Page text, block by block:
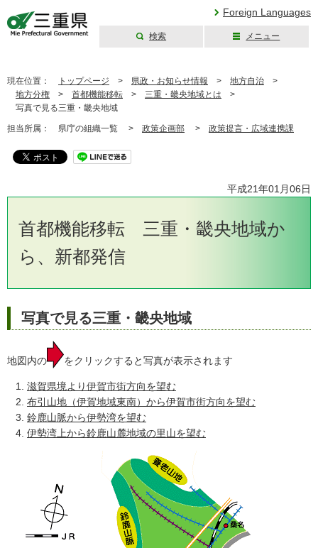
Foreign Languages
検索 メニュー
現在位置： トップページ > 県政・お知らせ情報 > 地方自治 >
地方分権 > 首都機能移転 > 三重・畿央地域とは >
写真で見る三重・畿央地域
担当所属： 県庁の組織一覧 > 政策企画部 > 政策提言・広域連携課
平成21年01月06日
首都機能移転 三重・畿央地域か
ら、新都発信
写真で見る三重・畿央地域
地図内の をクリックすると写真が表示されます
滋賀県境より伊賀市街方向を望む
布引山地（伊賀地域東南）から伊賀市街方向を望む
鈴鹿山脈から伊勢湾を望む
伊勢湾上から鈴鹿山麓地域の里山を望む